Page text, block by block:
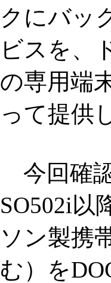
クにバッ
ビスを、
の専用端
って提供
今回確
SO502i以
ソン製携
む）を